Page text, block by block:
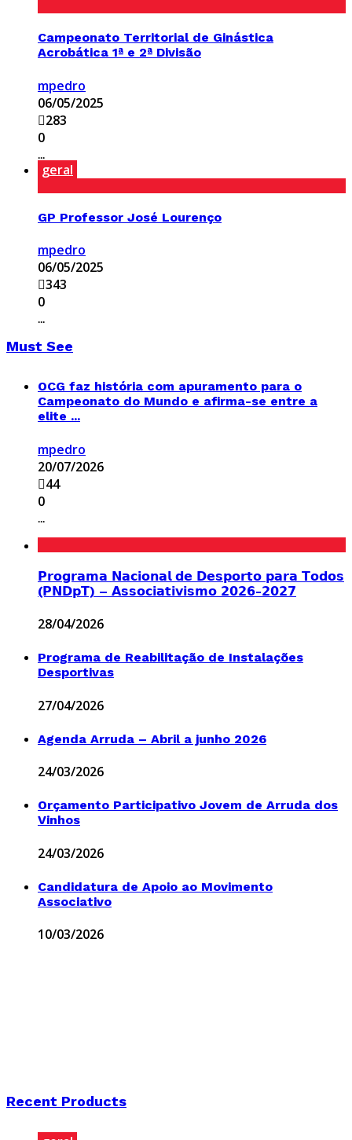
Campeonato Territorial de Ginástica
Acrobática 1ª e 2ª Divisão
mpedro
06/05/2025
283
0
geral
GP Professor José Lourenço
mpedro
06/05/2025
343
0
...
Must See
OCG faz história com apuramento para o
Campeonato do Mundo e afirma-se entre a
elite ...
mpedro
20/07/2026
44
0
𝗣𝗿𝗼𝗴𝗿𝗮𝗺𝗮 𝗡𝗮𝗰𝗶𝗼𝗻𝗮𝗹 𝗱𝗲 𝗗𝗲𝘀𝗽𝗼𝗿𝘁𝗼 𝗽𝗮𝗿𝗮 𝗧𝗼𝗱𝗼𝘀
(𝗣𝗡𝗗𝗽𝗧) – 𝗔𝘀𝘀𝗼𝗰𝗶𝗮𝘁𝗶𝘃𝗶𝘀𝗺𝗼 𝟮𝟬𝟮𝟲-𝟮𝟬𝟮𝟳
28/04/2026
Programa de Reabilitação de Instalações
Desportivas
27/04/2026
Agenda Arruda – Abril a junho 2026
24/03/2026
Orçamento Participativo Jovem de Arruda dos
Vinhos
24/03/2026
Candidatura de Apoio ao Movimento
Associativo
10/03/2026
Recent Products